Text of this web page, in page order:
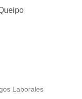
Laborales